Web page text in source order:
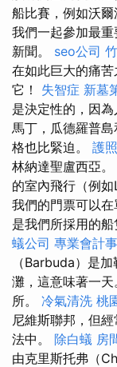
船比賽，例如沃爾
我們一起參加最
新聞。 seo公司
在如此巨大的痛
它！ 失智症 新墓
是決定性的，因
馬丁，瓜德羅普
格也比緊迫。 護
林納達聖盧西亞。
的室內飛行（例如
我們的門票可以
是我們所採用的船
蟻公司 專業會計
（Barbuda）是
灘，這意味著一
所。 冷氣清洗 桃
尼維斯聯邦，但
法中。 除白蟻 房
由克里斯托弗（